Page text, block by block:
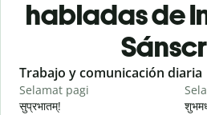
habladas de
Slide 1 of 6
Trabajo y comunicación diaria
Selamat pagi
सुप्रभातम्!